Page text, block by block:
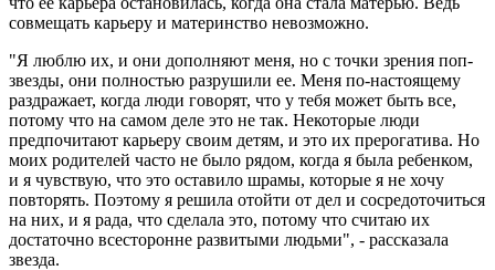
совмещать карьеру и материнство невозможно.
"Я люблю их, и они дополняют меня, но с точки зрения поп-
звезды, они полностью разрушили ее. Меня по-настоящему
раздражает, когда люди говорят, что у тебя может быть все,
потому что на самом деле это не так. Некоторые люди
предпочитают карьеру своим детям, и это их прерогатива. Но
моих родителей часто не было рядом, когда я была ребенком,
и я чувствую, что это оставило шрамы, которые я не хочу
повторять. Поэтому я решила отойти от дел и сосредоточиться
на них, и я рада, что сделала это, потому что считаю их
достаточно всесторонне развитыми людьми", - рассказала
звезда.